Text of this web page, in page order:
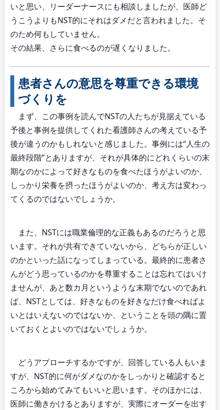
いと思い、リーダーナースにも相談しましたが、医師ど
うこうよりもNST的にそれはダメだと言われました。そ
のため何もしていません。
その結果、さらに食べるのが遅くなりました。
患者さんの意思を尊重できる環境
づくりを
まず、この事例を読んでNSTの人たちが見据えている
予後と事例を提供してくれた看護師さんの考えている予
後が違うのかもしれないと感じました。事例には“人生の
最終段階”とありますが、それが具体的にどれくらいの末
期なのかによって好きなものを食べたほうがよいのか、
しっかり栄養を摂ったほうがよいのか、考え方は変わっ
てくるのではないでしょうか。
また、NSTには職業倫理的な正義もあるのだろうと思
います。それが共有できていないから、どちらが正しい
のかといった話になってしまっている。最終的に患者さ
んがどう思っているのかを尊重することは忘れてはいけ
ませんが、あと数カ月というような末期でないのであれ
ば、NSTとしては、好きなものを好きなだけ食べればよ
いとはいえないのではないか、ということを頭の隅に置
いておくとよいのではないでしょうか。
どうアプローチするかですが、回答している人もいま
すが、NST的に何がダメなのかをしっかりと確認すると
ころから始めてみてもいいと思います。そのほかには、
医師に働きかけるとありますが、実際にオーダーを出す